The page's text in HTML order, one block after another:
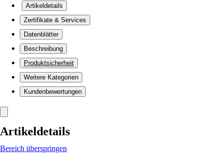
Artikeldetails
Zertifikate & Services
Datenblätter
Beschreibung
Produktsicherheit
Weitere Kategorien
Kundenbewertungen
Artikeldetails
Bereich überspringen